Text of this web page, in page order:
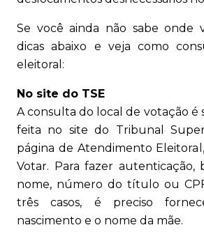
Se você ainda não sabe onde
dicas abaixo e veja como
eleitoral:
No site do TSE
A consulta do local de votação é
feita no site do Tribunal
página de Atendimento
Votar. Para fazer autenticação,
nome, número do título ou
três casos, é preciso
nascimento e o nome da mãe.